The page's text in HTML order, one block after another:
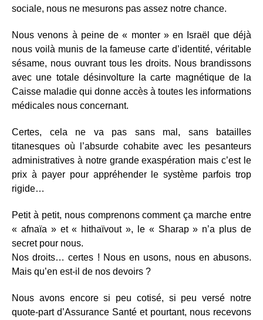
sociale, nous ne mesurons pas assez notre chance.
Nous venons à peine de « monter » en Israël que déjà
nous voilà munis de la fameuse carte d’identité, véritable
sésame, nous ouvrant tous les droits. Nous brandissons
avec une totale désinvolture la carte magnétique de la
Caisse maladie qui donne accès à toutes les informations
médicales nous concernant.
Certes, cela ne va pas sans mal, sans batailles
titanesques où l’absurde cohabite avec les pesanteurs
administratives à notre grande exaspération mais c’est le
prix à payer pour appréhender le système parfois trop
rigide…
Petit à petit, nous comprenons comment ça marche entre
« afnaïa » et « hithaïvout », le « Sharap » n’a plus de
secret pour nous.
Nos droits… certes ! Nous en usons, nous en abusons.
Mais qu’en est-il de nos devoirs ?
Nous avons encore si peu cotisé, si peu versé notre
quote-part d’Assurance Santé et pourtant, nous recevons